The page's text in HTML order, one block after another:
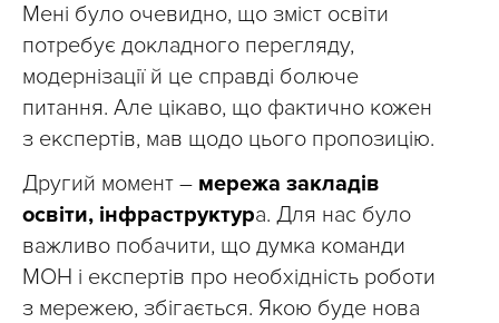
Мені було очевидно, що зміст освіти
потребує докладного перегляду,
модернізації й це справді болюче
питання. Але цікаво, що фактично кожен
з експертів, мав щодо цього пропозицію.
Другий момент – мережа закладів
освіти, інфраструктура. Для нас було
важливо побачити, що думка команди
МОН і експертів про необхідність роботи
з мережею, збігається. Якою буде нова